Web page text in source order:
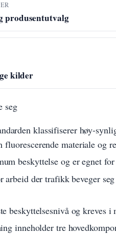
produsentutvalg
kilder
seg
klassifiserer høy-
fluorescerende materiale og
beskyttelse og er egnet
arbeid der trafikk beveger
beskyttelsesnivå og kreves
inneholder tre